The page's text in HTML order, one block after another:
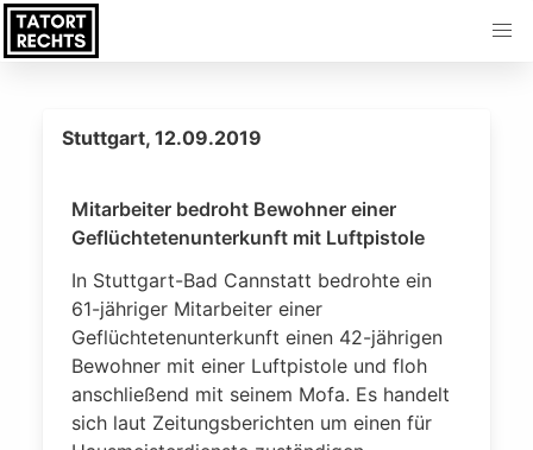
Stuttgart, 12.09.2019
Mitarbeiter bedroht Bewohner einer
Geflüchtetenunterkunft mit Luftpistole
In Stuttgart-Bad Cannstatt bedrohte ein
61-jähriger Mitarbeiter einer
Geflüchtetenunterkunft einen 42-jährigen
Bewohner mit einer Luftpistole und floh
anschließend mit seinem Mofa. Es handelt
sich laut Zeitungsberichten um einen für